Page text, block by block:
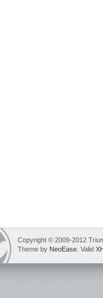
Copyright © 2009-2012
Theme by NeoEase . Valid